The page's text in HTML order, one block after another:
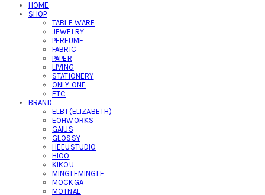
HOME
SHOP
TABLE WARE
JEWELRY
PERFUME
FABRIC
PAPER
LIVING
STATIONERY
ONLY ONE
ETC
BRAND
ELBT(ELIZABETH)
EOHWORKS
GAIUS
GLOSSY
HEEUSTUDIO
HIOO
KIKOU
MINGLEMINGLE
MOCKGA
MOTNAE